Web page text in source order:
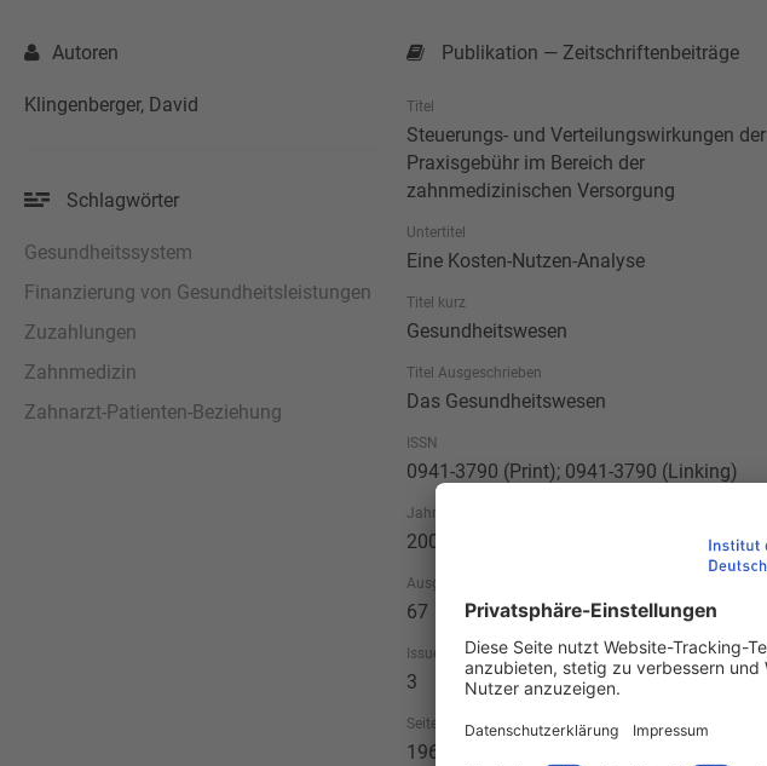
Autoren
Klingenberger, David
Schlagwörter
Gesundheitssystem
Finanzierung von Gesundheitsleistungen
Zuzahlungen
Zahnmedizin
Zahnarzt-Patienten-Beziehung
Publikation — Zeitschriftenbeiträge
Titel
Steuerungs- und Verteilungswirkungen der
Praxisgebühr im Bereich der
zahnmedizinischen Versorgung
Untertitel
Eine Kosten-Nutzen-Analyse
Titel kurz
Gesundheitswesen
Titel Ausgeschrieben
Das Gesundheitswesen
ISSN
0941-3790 (Print); 0941-3790 (Linking)
Jahr
2005
Ausgabe
67
Issue
3
Seitenzahl
196-203